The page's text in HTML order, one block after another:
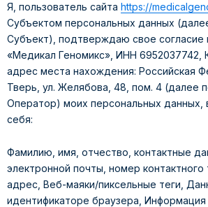
Я, пользователь сайта https://
Субъектом персональных данных
Субъект), подтверждаю свое
«Медикал Геномикс», ИНН 6952037742,
адрес места нахождения: Российская
Тверь, ул. Желябова, 48, пом. 4 (далее
Оператор) моих персональных данных,
себя:
Фамилию, имя, отчество, контактные
электронной почты, номер контактного
адрес, Веб-маяки/пиксельные теги,
идентификаторе браузера,